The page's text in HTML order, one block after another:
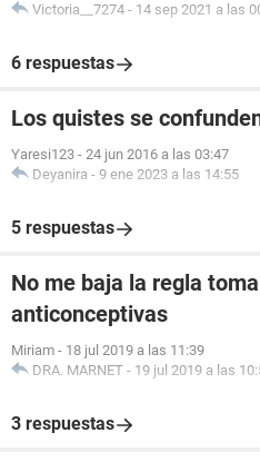
Victoria__7274 - 14 sep 2021 a las
6 respuestas
Los quistes se
Yaresi123 - 24 jun 2016 a las 03:47
Deyanira - 9 ene 2023 a las 14:55
5 respuestas
No me baja la regla
anticonceptivas
Miriam - 18 jul 2019 a las 11:39
DRA. MARNET - 19 jul 2019 a las
3 respuestas